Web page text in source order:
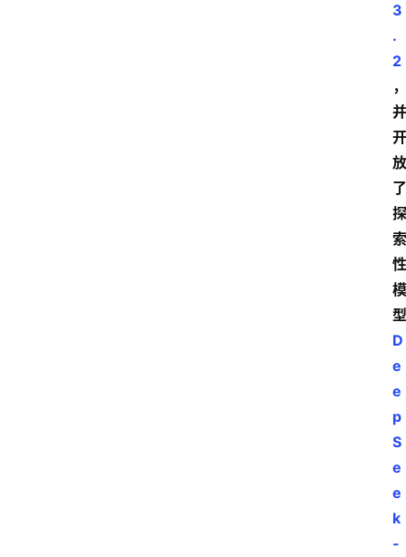
3
.
2
，
并
开
放
了
探
索
性
模
型
D
e
e
p
S
e
e
k
-